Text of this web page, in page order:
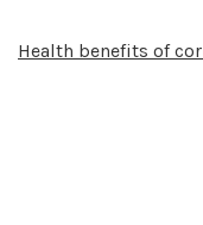
Health benefits of